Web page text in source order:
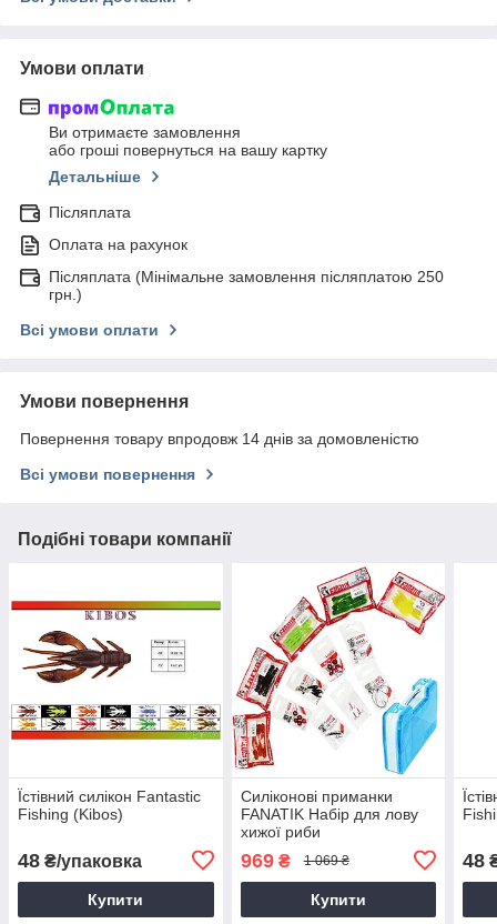
Умови оплати
Ви отримаєте замовлення
або гроші повернуться на вашу картку
Детальніше
Післяплата
Оплата на рахунок
Післяплата (Мінімальне замовлення післяплатою 250
грн.)
Всі умови оплати
Умови повернення
Повернення товару впродовж 14 днів за домовленістю
Всі умови повернення
Подібні товари компанії
Їстівний силікон Fantastic
Fishing (Kibos)
48 ₴/упаковка
Купити
Силіконові приманки
FANATIK Набір для лову
хижої риби
969₴ 1 069 ₴
Купити
48